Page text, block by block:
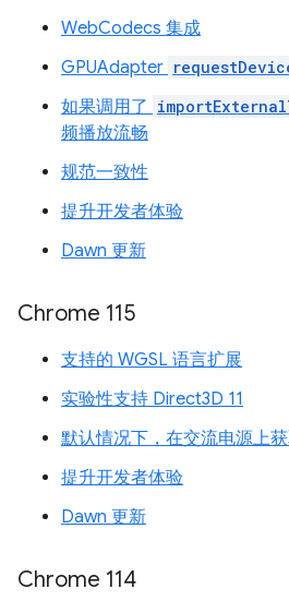
WebCodecs 集成
GPUAdapter
如果调用了
频播放流畅
规范一致性
提升开发者体验
Dawn 更新
Chrome 115
支持的 WGSL 语言扩展
实验性支持 Direct3D 11
默认情况下，在交流电源上
提升开发者体验
Dawn 更新
Chrome 114